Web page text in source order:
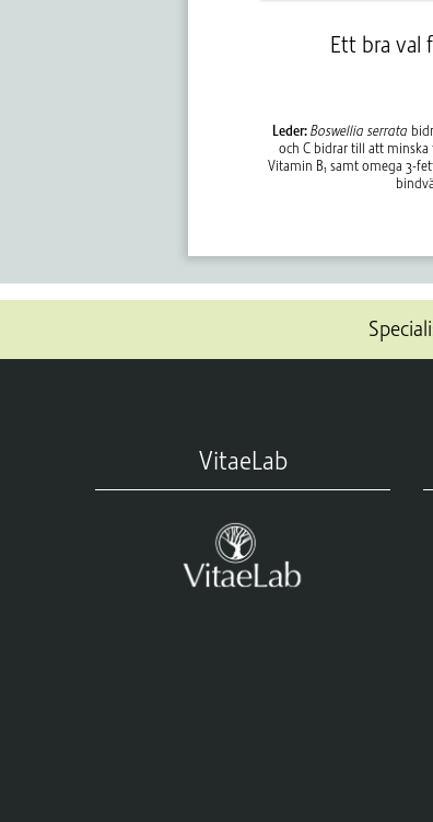
Ett bra val
Leder: Boswellia serrata
och C bidrar till att
Vitamin B1 samt omega 3-
VitaeLab